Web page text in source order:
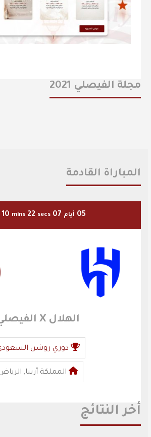
مجلة الفيصلي 2021
المباراة القادمة
05 أيام 07
10 mins 22 secs
الهلال X الفيصلي
دوري روشن
المملكة أرينا,
أخر النتائج